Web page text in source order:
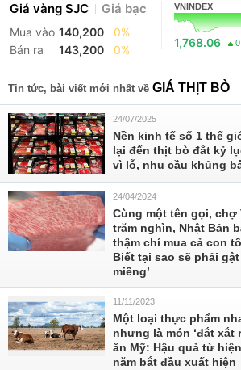
Giá vàng SJC Giá bạc
Mua vào 140,200
0%
Bán ra
143,200 0%
VNINDEX
1,768.06
Tin tức, bài viết mới nhất về GIÁ THỊT BÒ
24/07/2025
Nền kinh tế số 1 thế
lại đến thịt bò đắt kỷ
vì lỗ, nhu cầu khủng
24/04/2024
Cùng một tên gọi, chợ
trăm nghìn, Nhật Bản
thậm chí mua cả con
Biết tại sao sẽ phải gật
miếng’
11/11/2023
Một loại thực phẩm
nhưng là món ‘đắt xắt
ăn Mỹ: Hậu quả từ
năm bắt đầu xuất hiện